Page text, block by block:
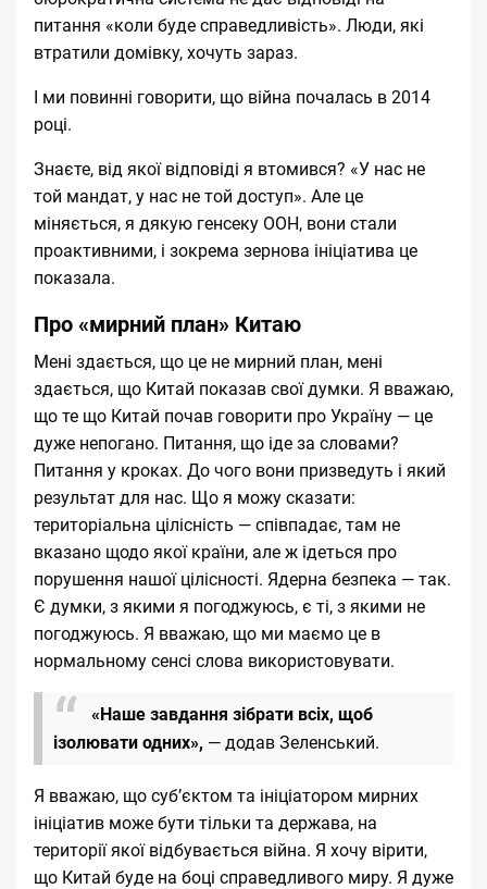
питання «коли буде справедливість». Люди, які
втратили домівку, хочуть зараз.
І ми повинні говорити, що війна почалась в 2014
році.
Знаєте, від якої відповіді я втомився? «У нас не
той мандат, у нас не той доступ». Але це
міняється, я дякую генсеку ООН, вони стали
проактивними, і зокрема зернова ініціатива це
показала.
Про «мирний план» Китаю
Мені здається, що це не мирний план, мені
здається, що Китай показав свої думки. Я вважаю,
що те що Китай почав говорити про Україну — це
дуже непогано. Питання, що іде за словами?
Питання у кроках. До чого вони призведуть і який
результат для нас. Що я можу сказати:
територіальна цілісність — співпадає, там не
вказано щодо якої країни, але ж ідеться про
порушення нашої цілісності. Ядерна безпека — так.
Є думки, з якими я погоджуюсь, є ті, з якими не
погоджуюсь. Я вважаю, що ми маємо це в
нормальному сенсі слова використовувати.
«Наше завдання зібрати всіх, щоб
ізолювати одних», — додав Зеленський.
Я вважаю, що субʼєктом та ініціатором мирних
ініціатив може бути тільки та держава, на
території якої відбувається війна. Я хочу вірити,
що Китай буде на боці справедливого миру. Я дуже